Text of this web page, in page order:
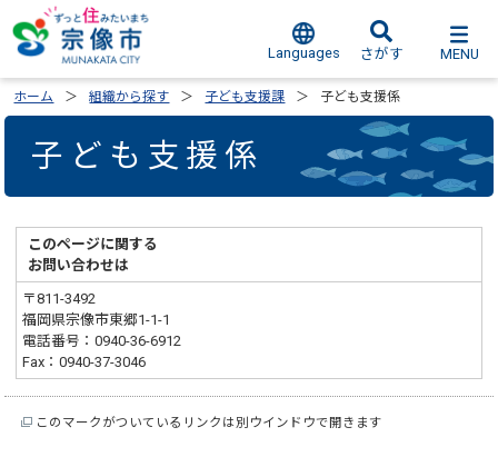
Languages さがす MENU
ホーム 組織から探す 子ども支援課 子ども支援係
子ども支援係
このページに関する
お問い合わせは
〒811-3492
福岡県宗像市東郷1-1-1
電話番号：0940-36-6912
Fax：0940-37-3046
このマークがついているリンクは別ウインドウで開きます